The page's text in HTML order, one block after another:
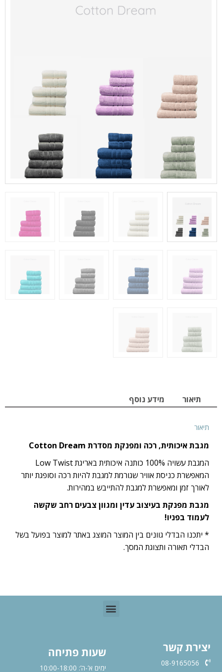
תיאור מידע נוסף
תיאור
מגבת איכותית, רכה ומפנקת מסדרת Cotton Dream
המגבת עשויה 100% כותנה איכותית באריגת Low Twist
המאפשרת כניסת אוויר שגורמת למגבת להיות רכה וסופגת יותר
לאורך זמן ומאפשרת למגבת להתייבש במהירות.
מגבת מפנקת בעיצוב עדין ומגוון צבעים רחב שקשה
לעמוד בפניו!
* יתכנו הבדלי גוונים בין המוצר המוצג באתר למוצר בפועל בשל
הבדלי תאורה ותצוגת המסך.
יצירת קשר
08-9165056
שעות פתיחה
ימים א’-ה’: 10:00-18:00